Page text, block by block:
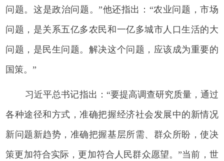
问题。这是政治问题。”他还指出：“农业问题，市场
问题，是关系五亿多农民和一亿多城市人口生活的大
问题，是民生问题。解决这个问题，应该成为重要的
国策。”
习近平总书记指出：“要提高调查研究质量，通过
各种途径和方式，准确把握经济社会发展中的新情况
新问题新趋势，准确把握基层所需、群众所盼，使决
策更加符合实际，更加符合人民群众愿望。”当前，世